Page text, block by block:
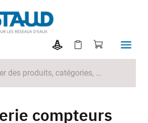
compteurs